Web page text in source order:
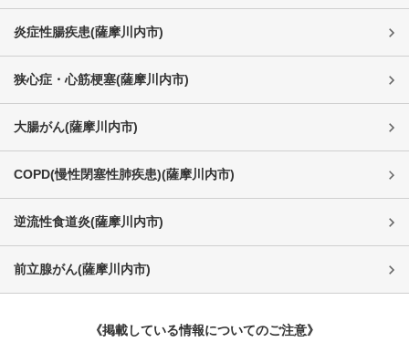
炎症性腸疾患(薩摩川内市)
狭心症・心筋梗塞(薩摩川内市)
大腸がん(薩摩川内市)
COPD(慢性閉塞性肺疾患)(薩摩川内市)
逆流性食道炎(薩摩川内市)
前立腺がん(薩摩川内市)
《掲載している情報についてのご注意》